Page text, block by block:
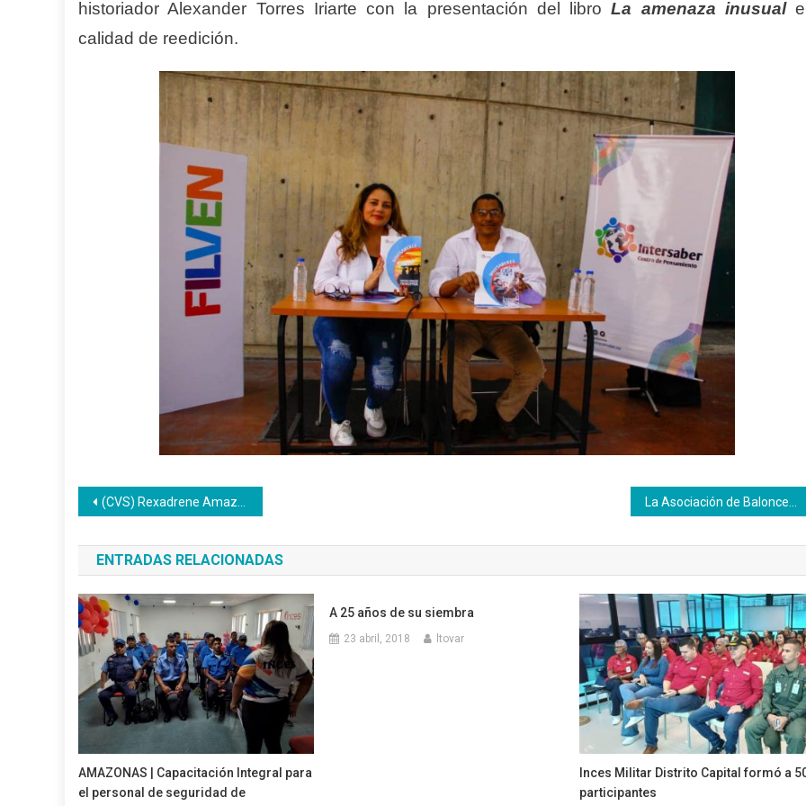
historiador Alexander Torres Iriarte con la presentación del libroLa amenaza inusual
calidad de reedición.
Navegación
de
entradas
(CVS) Rexadrene Amazon Cosmetic Male Enhancement
ENTRADAS RELACIONADAS
AMAZONAS | Capacitación Integral para
el personal de seguridad de
A 25 años de su siembra
23 abril, 2018 ltovar
Inces Militar Distrito Capital formó a
participantes